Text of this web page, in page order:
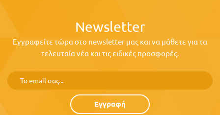
Newsletter
Εγγραφείτε τώρα στο newsletter μας και να μάθετε για τα
τελευταία νέα και τις ειδικές προσφορές.
Εγγραφή